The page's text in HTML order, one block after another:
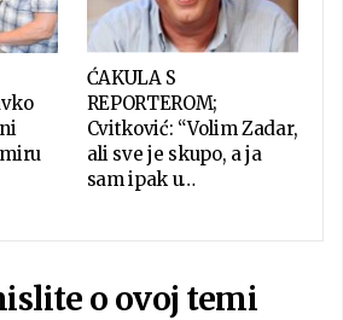
ĆAKULA S
REPORTEROM;
Cvitković: “Volim Zadar,
ali sve je skupo, a ja
sam ipak u…
o ovoj temi